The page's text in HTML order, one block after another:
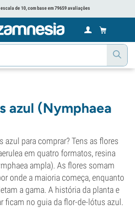
de 10, com base em 79659 avaliações
azul (Nymphaea
azul para comprar? Tens as flores
em quatro formatos, resina
ampla). As flores somam
onde a maioria começa, enquanto
a gama. A história da planta e
ficam no guia da flor-de-lótus azul.